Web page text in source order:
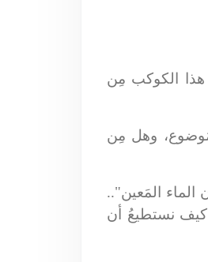
الكوكب مِن
وهل مِن
الماء المَعين"..
كيف نستطيعُ أن